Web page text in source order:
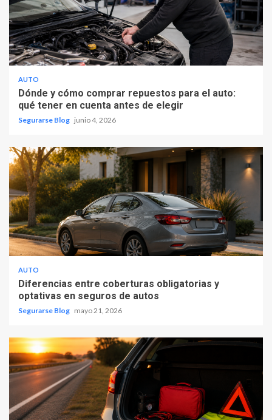
AUTO
Dónde y cómo comprar repuestos para el auto:
qué tener en cuenta antes de elegir
Segurarse Blog junio 4, 2026
AUTO
Diferencias entre coberturas obligatorias y
optativas en seguros de autos
Segurarse Blog mayo 21, 2026